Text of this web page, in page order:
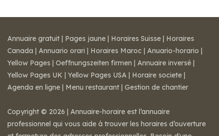
Annuaire gratuit | Pages jaune | Horaires Suisse | Horaires
Canada | Annuario orari | Horaires Maroc | Anuario-horario |
Yellow Pages | Oeffnungszeiten firmen | Annuaire inversé |
Yellow Pages UK | Yellow Pages USA | Horaire societe |
Agenda en ligne | Menu restaurant | Gestion de chantier
Copyright © 2026 | Annuaire-horaire est l’annuaire
professionnel qui vous aide à trouver les horaires d’ouverture